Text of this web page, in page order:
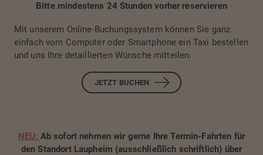
Bitte mindestens 24 Stunden vorher reservieren
Mit unserem Online-Buchungssystem können Sie ganz
einfach vom Computer oder Smartphone ein Taxi bestellen
und uns Ihre detaillierten Wünsche mitteilen.
JETZT BUCHEN
NEU: Ab sofort nehmen wir gerne Ihre Termin-Fahrten für
den Standort Laupheim (ausschließlich schriftlich) über